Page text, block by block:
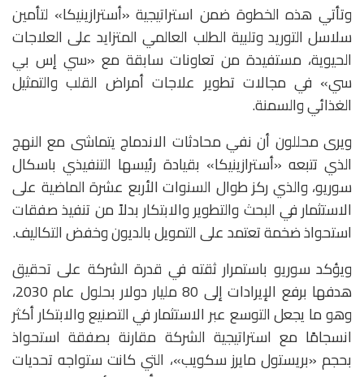
وتأتي هذه الخطوة ضمن استراتيجية «أسترازينيكا» لتأمين
سلاسل التوريد وتلبية الطلب العالمي المتزايد على العلاجات
الحيوية، مستفيدة من تعاونات سابقة مع «سي إس بي
سي» في مجالات تطوير علاجات أمراض القلب والتمثيل
الغذائي والسمنة.
ويرى محللون أن نفي محادثات الاندماج يتماشى مع النهج
الذي تتبعه «أسترازينيكا» بقيادة رئيسها التنفيذي باسكال
سوريو، والذي ركز طوال السنوات الأربع عشرة الماضية على
الاستثمار في البحث والتطوير والابتكار بدلاً من تنفيذ صفقات
استحواذ ضخمة تعتمد على التمويل بالديون وخفض التكاليف.
ويؤكد سوريو باستمرار ثقته في قدرة الشركة على تحقيق
هدفها برفع الإيرادات إلى 80 مليار دولار بحلول عام 2030،
وهو ما يجعل التوسع عبر الاستثمار في التصنيع والابتكار أكثر
انسجامًا مع استراتيجية الشركة مقارنة بصفقة استحواذ
بحجم «بريستول مايرز سكويب»، التي كانت ستواجه تحديات